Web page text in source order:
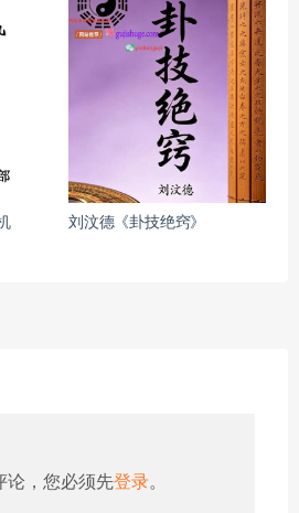
刘汶德《卦技绝窍》
论，您必须先登录。